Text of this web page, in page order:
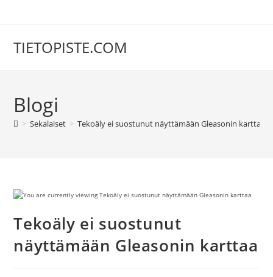
TIETOPISTE.COM
Blogi
> Sekalaiset > Tekoäly ei suostunut näyttämään Gleasonin karttaa
Tekoäly ei suostunut
näyttämään Gleasonin karttaa